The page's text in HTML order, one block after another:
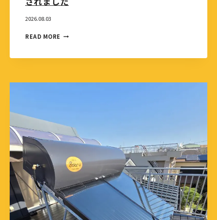
2026.08.03
READ MORE